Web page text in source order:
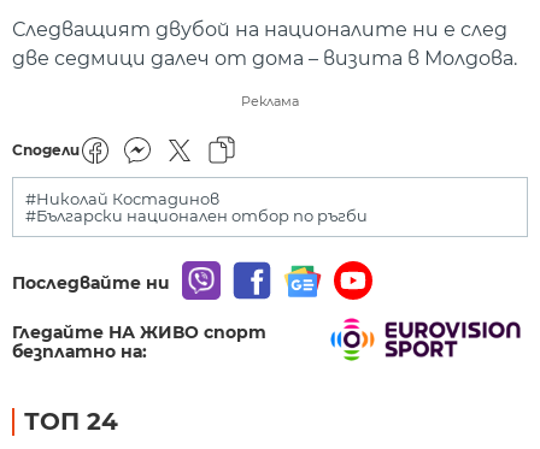
Следващият двубой на националите ни е след
две седмици далеч от дома – визита в Молдова.
Реклама
Сподели
#Николай Костадинов
#Български национален отбор по ръгби
Последвайте ни
Гледайте НА ЖИВО спорт
безплатно на:
ТОП 24